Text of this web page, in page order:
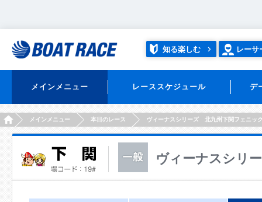
知る楽しむ レーサ
メインメニュー レーススケジュール デ
HOMEメインメニュー 本日のレース ヴィーナスシリーズ 北九州下関フェニッ
ヴィーナスシリ